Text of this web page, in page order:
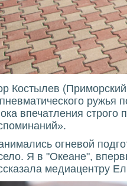
Костылев
впечатления
огневой
Я в "Океане",
медиацентру